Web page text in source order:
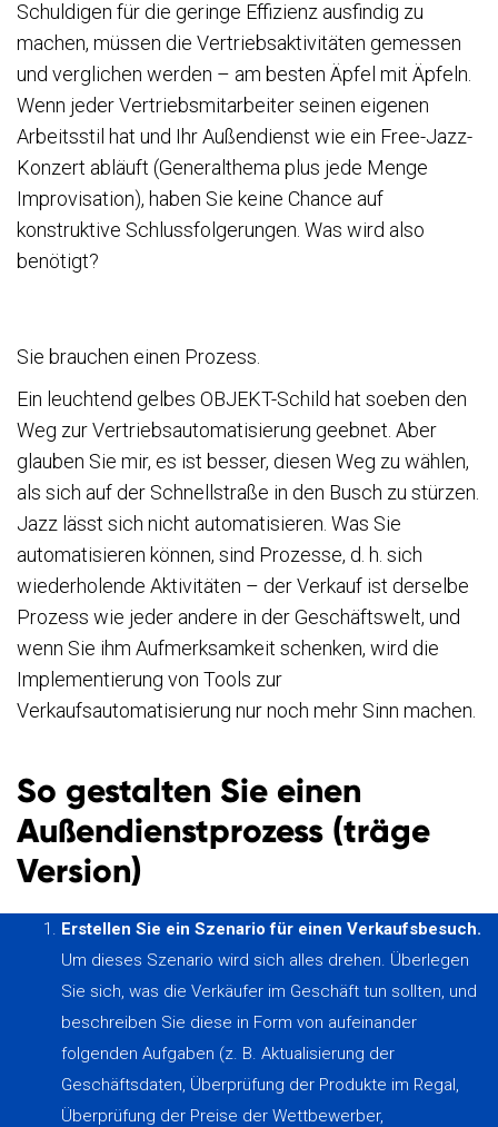
Schuldigen für die geringe Effizienz ausfindig zu
machen, müssen die Vertriebsaktivitäten gemessen
und verglichen werden – am besten Äpfel mit Äpfeln.
Wenn jeder Vertriebsmitarbeiter seinen eigenen
Arbeitsstil hat und Ihr Außendienst wie ein Free-Jazz-
Konzert abläuft (Generalthema plus jede Menge
Improvisation), haben Sie keine Chance auf
konstruktive Schlussfolgerungen. Was wird also
benötigt?
Sie brauchen einen Prozess.
Ein leuchtend gelbes OBJEKT-Schild hat soeben den
Weg zur Vertriebsautomatisierung geebnet. Aber
glauben Sie mir, es ist besser, diesen Weg zu wählen,
als sich auf der Schnellstraße in den Busch zu stürzen.
Jazz lässt sich nicht automatisieren. Was Sie
automatisieren können, sind Prozesse, d. h. sich
wiederholende Aktivitäten – der Verkauf ist derselbe
Prozess wie jeder andere in der Geschäftswelt, und
wenn Sie ihm Aufmerksamkeit schenken, wird die
Implementierung von Tools zur
Verkaufsautomatisierung nur noch mehr Sinn machen.
So gestalten Sie einen
Außendienstprozess (träge
Version)
Erstellen Sie ein Szenario für einen Verkaufsbesuch.
Um dieses Szenario wird sich alles drehen. Überlegen
Sie sich, was die Verkäufer im Geschäft tun sollten, und
beschreiben Sie diese in Form von aufeinander
folgenden Aufgaben (z. B. Aktualisierung der
Geschäftsdaten, Überprüfung der Produkte im Regal,
Überprüfung der Preise der Wettbewerber,